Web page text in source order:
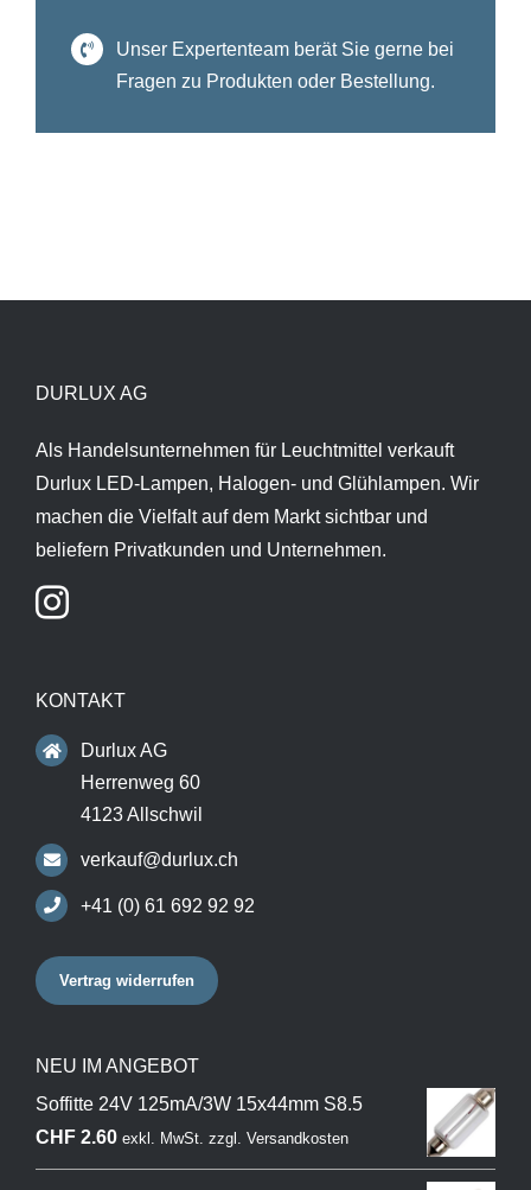
Unser Expertenteam berät Sie gerne bei
Fragen zu Produkten oder Bestellung.
DURLUX AG
Als Handelsunternehmen für Leuchtmittel verkauft
Durlux LED-Lampen, Halogen- und Glühlampen. Wir
machen die Vielfalt auf dem Markt sichtbar und
beliefern Privatkunden und Unternehmen.
KONTAKT
Durlux AG
Herrenweg 60
4123 Allschwil
verkauf@durlux.ch
+41 (0) 61 692 92 92
Vertrag widerrufen
NEU IM ANGEBOT
Soffitte 24V 125mA/3W 15x44mm S8.5
CHF2.60 exkl. MwSt. zzgl. Versandkosten